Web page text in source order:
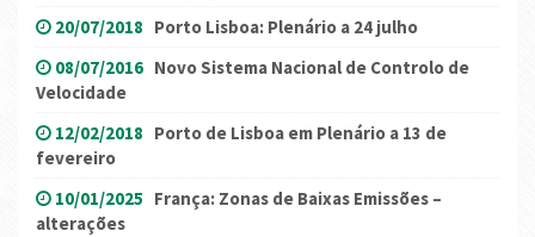
20/07/2018 Porto Lisboa: Plenário a 24 julho
08/07/2016 Novo Sistema Nacional de Controlo de
Velocidade
12/02/2018 Porto de Lisboa em Plenário a 13 de
fevereiro
10/01/2025 França: Zonas de Baixas Emissões –
alterações